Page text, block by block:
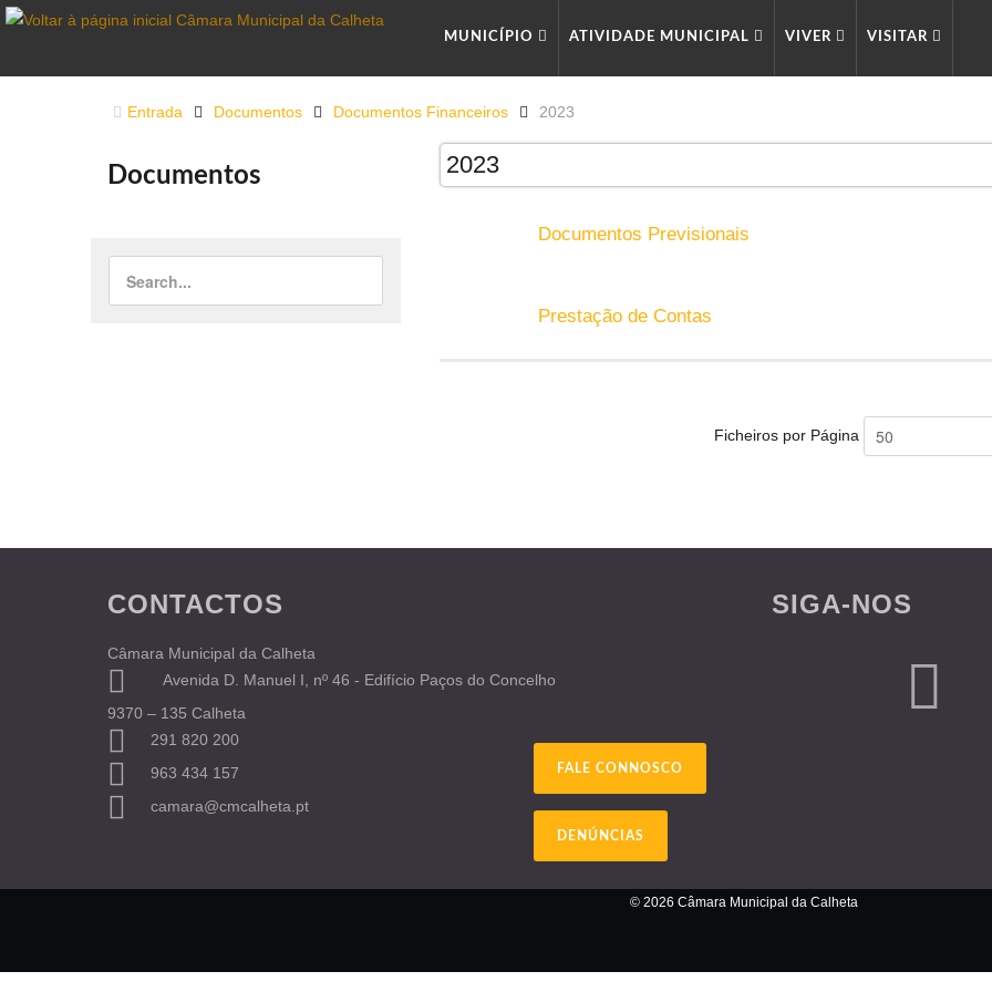
MUNICÍPIO ATIVIDADE MUNICIPAL VIVER VISITAR
Entrada Documentos Documentos Financeiros 2023
2023
Documentos Previsionais
Prestação de Contas
Ficheiros por Página
Documentos
CONTACTOS
Câmara Municipal da Calheta
Avenida D. Manuel I, nº 46 - Edifício Paços do Concelho
9370 – 135 Calheta
291 820 200
963 434 157
camara@cmcalheta.pt
FALE CONNOSCO
DENÚNCIAS
SIGA-NOS
© 2026 Câmara Municipal da Calheta